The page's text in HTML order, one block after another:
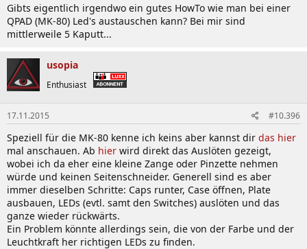
Gibts eigentlich irgendwo ein gutes HowTo wie man bei einer
QPAD (MK-80) Led's austauschen kann? Bei mir sind
mittlerweile 5 Kaputt...
usopia
Enthusiast
17.11.2015 #10.396
Speziell für die MK-80 kenne ich keins aber kannst dir das hier
mal anschauen. Ab hier wird direkt das Auslöten gezeigt,
wobei ich da eher eine kleine Zange oder Pinzette nehmen
würde und keinen Seitenschneider. Generell sind es aber
immer dieselben Schritte: Caps runter, Case öffnen, Plate
ausbauen, LEDs (evtl. samt den Switches) auslöten und das
ganze wieder rückwärts.
Ein Problem könnte allerdings sein, die von der Farbe und der
Leuchtkraft her richtigen LEDs zu finden.